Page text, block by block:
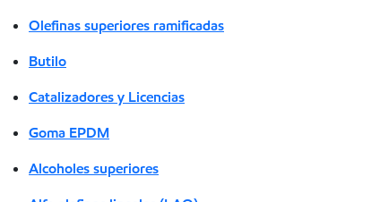
Olefinas superiores ramificadas
Butilo
Catalizadores y Licencias
Goma EPDM
Alcoholes superiores